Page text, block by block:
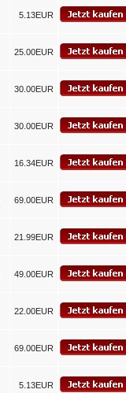
5.13EUR
25.00EUR
30.00EUR
30.00EUR
16.34EUR
69.00EUR
21.99EUR
49.00EUR
22.00EUR
69.00EUR
5.13EUR